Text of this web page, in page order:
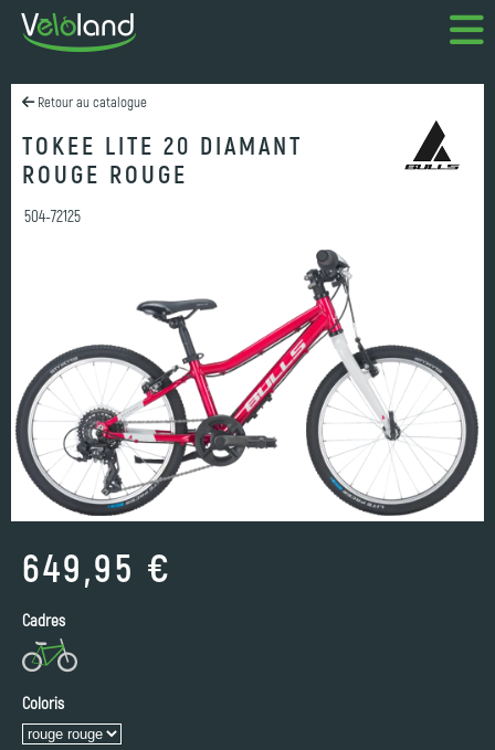
Retour au catalogue
TOKEE LITE 20 DIAMANT
ROUGE ROUGE
504-72125
649,95 €
Cadres
Coloris